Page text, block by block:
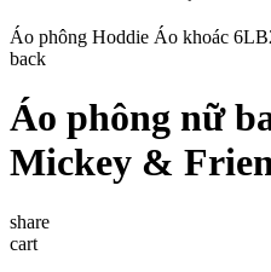
Áo phông Hoddie Áo khoác
back
Áo phông nữ
Mickey &
share
cart